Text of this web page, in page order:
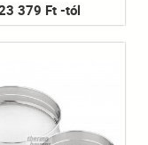
379 Ft -tól